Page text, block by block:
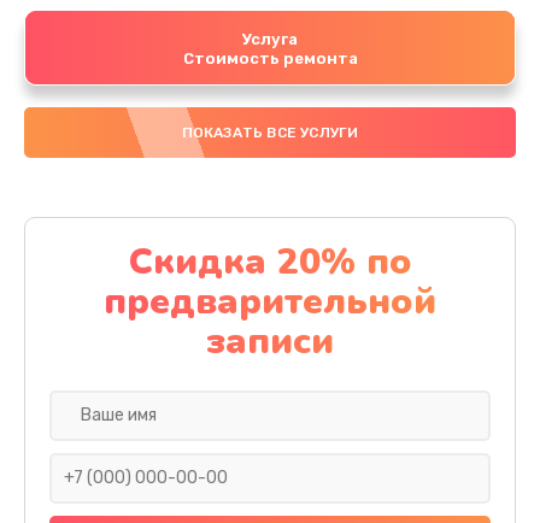
Услуга
Стоимость ремонта
ПОКАЗАТЬ ВСЕ УСЛУГИ
Скидка 20% по
предварительной
записи